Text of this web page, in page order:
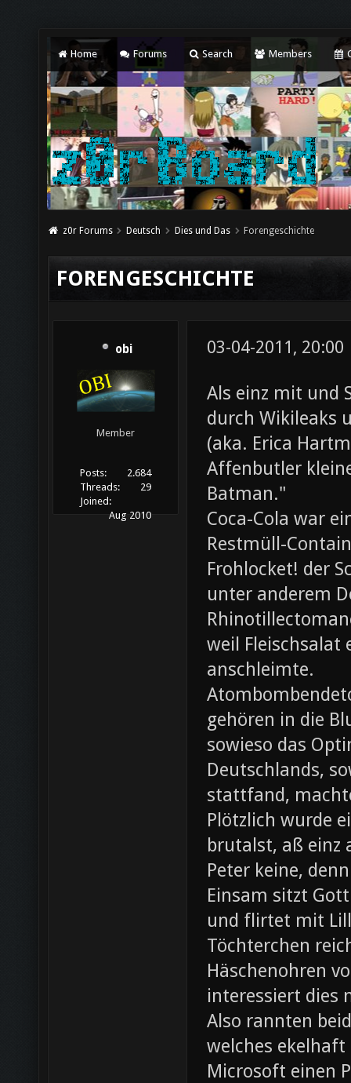
Home Forums Search Members
z0r Forums Deutsch Dies und Das Forengeschichte
FORENGESCHICHTE
obi
Member
Posts:
2.684
Threads:
29
Joined:
Aug 2010
03-04-2011, 20:00
Als einz mit und
durch Wikileaks
(aka. Erica
Affenbutler
Batman."
Coca-Cola war
Restmüll-
Frohlocket! der
unter anderem
weil Fleischsalat
anschleimte.
gehören in die
sowieso das
Deutschlands,
stattfand,
Plötzlich wurde
brutalst, aß einz
Peter keine,
Einsam sitzt
und flirtet mit
Töchterchen
Häschenohren
interessiert dies
Also rannten
welches
Microsoft einen